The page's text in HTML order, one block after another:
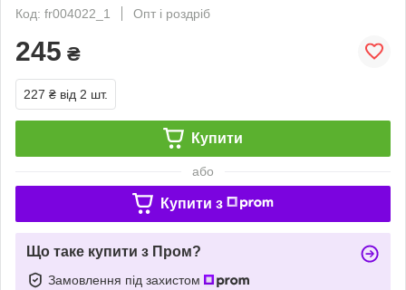
Код: fr004022_1
Опт і роздріб
245 ₴
227 ₴ від 2 шт.
Купити
або
Купити з
Що таке купити з Пром?
Замовлення під захистом